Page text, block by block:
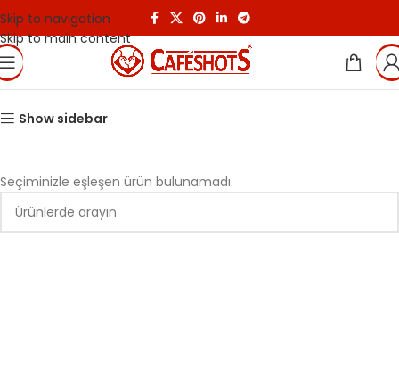
Skip to navigation
Skip to main content
Show sidebar
Seçiminizle eşleşen ürün bulunamadı.